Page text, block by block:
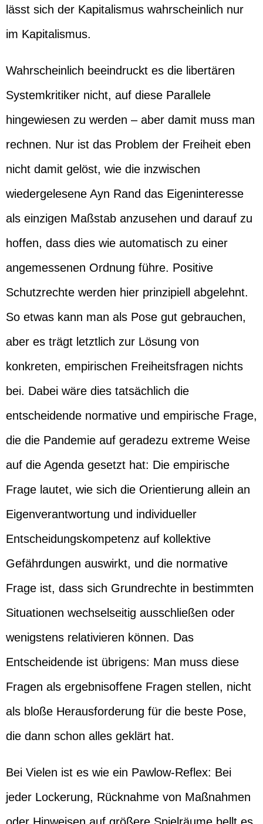
lässt sich der Kapitalismus wahrscheinlich nur
im Kapitalismus.
Wahrscheinlich beeindruckt es die libertären
Systemkritiker nicht, auf diese Parallele
hingewiesen zu werden – aber damit muss man
rechnen. Nur ist das Problem der Freiheit eben
nicht damit gelöst, wie die inzwischen
wiedergelesene Ayn Rand das Eigeninteresse
als einzigen Maßstab anzusehen und darauf zu
hoffen, dass dies wie automatisch zu einer
angemessenen Ordnung führe. Positive
Schutzrechte werden hier prinzipiell abgelehnt.
So etwas kann man als Pose gut gebrauchen,
aber es trägt letztlich zur Lösung von
konkreten, empirischen Freiheitsfragen nichts
bei. Dabei wäre dies tatsächlich die
entscheidende normative und empirische Frage,
die die Pandemie auf geradezu extreme Weise
auf die Agenda gesetzt hat: Die empirische
Frage lautet, wie sich die Orientierung allein an
Eigenverantwortung und individueller
Entscheidungskompetenz auf kollektive
Gefährdungen auswirkt, und die normative
Frage ist, dass sich Grundrechte in bestimmten
Situationen wechselseitig ausschließen oder
wenigstens relativieren können. Das
Entscheidende ist übrigens: Man muss diese
Fragen als ergebnisoffene Fragen stellen, nicht
als bloße Herausforderung für die beste Pose,
die dann schon alles geklärt hat.
Bei Vielen ist es wie ein Pawlow-Reflex: Bei
jeder Lockerung, Rücknahme von Maßnahmen